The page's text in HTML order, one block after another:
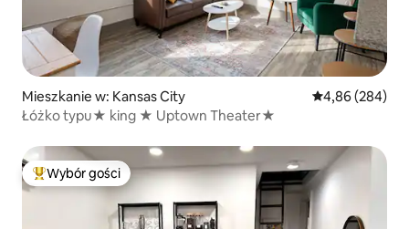
Mieszkanie w: Kansas City Średnia
4,86 (284)
Łóżko typu★ king ★ Uptown Theater★
Najpopularniejsze z kategorii Wybór gości
Wybór gości